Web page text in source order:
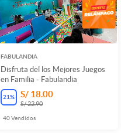
FABULANDIA
Disfruta del los Mejores Juegos
en Familia - Fabulandia
21% S/ 18.00
S/ 22.90
40Vendidos